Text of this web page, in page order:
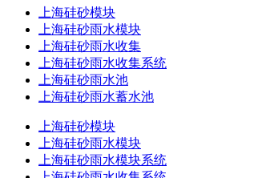
上海硅砂模块
上海硅砂雨水模块
上海硅砂雨水收集
上海硅砂雨水收集系统
上海硅砂雨水池
上海硅砂雨水蓄水池
上海硅砂模块
上海硅砂雨水模块
上海硅砂雨水模块系统